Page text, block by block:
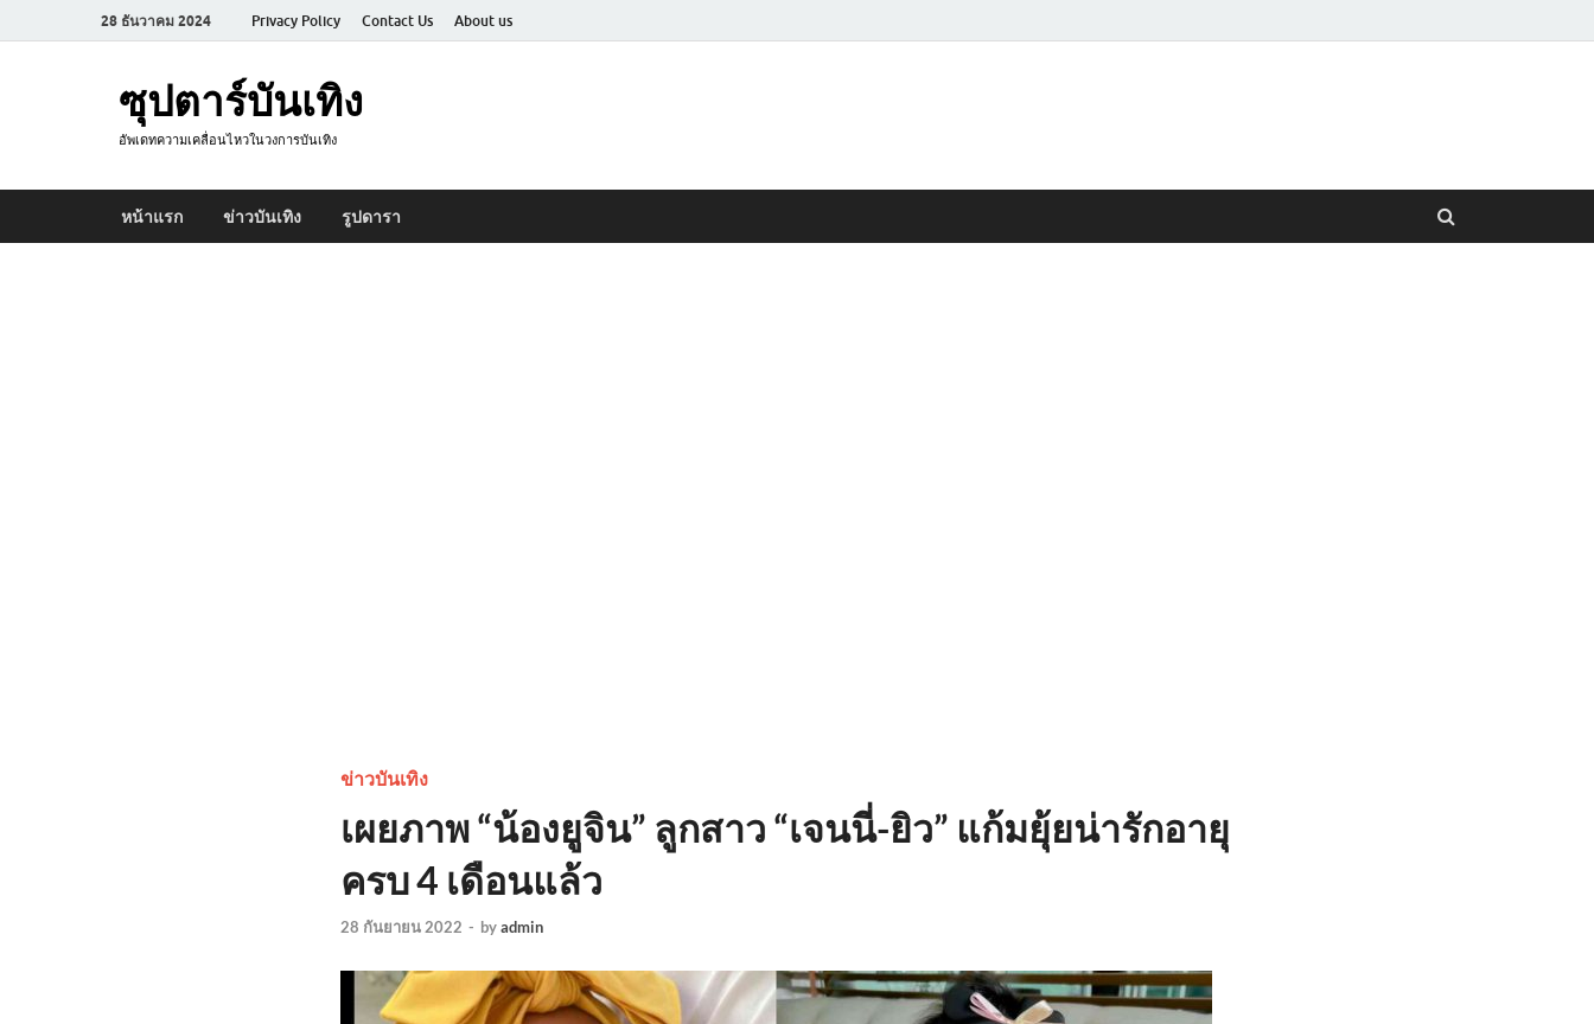
28 ธันวาคม 2024 Privacy Policy Contact Us About us
ซุปตาร์บันเทิง
อัพเดทความเคลื่อนไหวในวงการบันเทิง
หน้าแรก ข่าวบันเทิง รูปดารา
ข่าวบันเทิง
เผยภาพ “น้องยูจิน” ลูกสาว “เจนนี่-ยิว” แก้มยุ้ยน่ารักอายุ
ครบ 4 เดือนแล้ว
28 กันยายน 2022 - byadmin